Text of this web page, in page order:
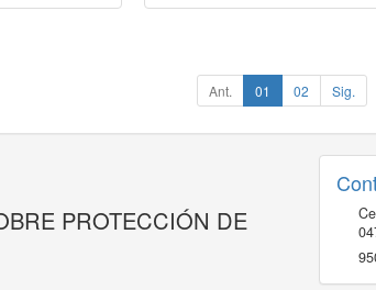
Ant. 01 02 Sig.
PROTECCIÓN DE